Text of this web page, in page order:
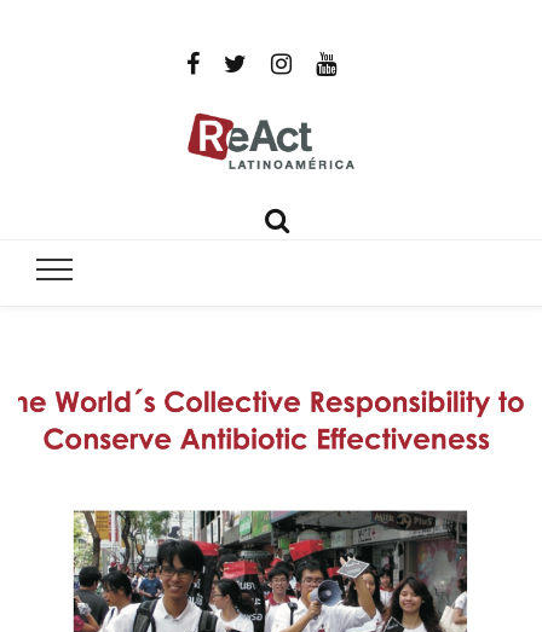
Por un mundo libre de infecciones intratables